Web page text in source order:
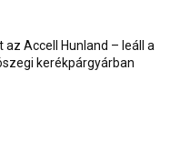
az Accell Hunland – leáll a
kerékpárgyárban